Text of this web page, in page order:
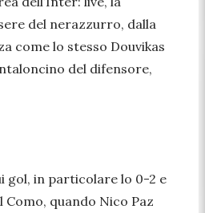
del nerazzurro, dalla
come lo stesso Douvikas
del difensore,
gol, in particolare lo 0-2 e
Como, quando Nico Paz